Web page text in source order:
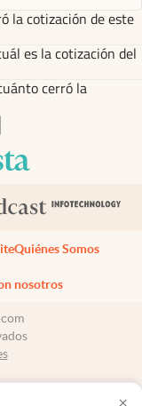
la cotización de este
es la cotización del
cerró la
pestañapestaña
en nueva pestaña
abre en nueva pestaña
Quiénes Somos
nosotros